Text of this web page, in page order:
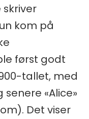
skriver
kom på
først godt
tallet, med
senere «Alice»
Det viser